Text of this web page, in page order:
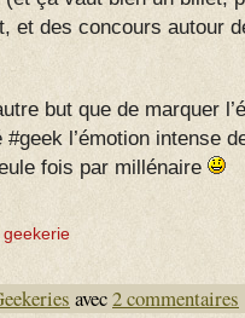
et des concours autour
but que de marquer
l’émotion intense
fois par millénaire
geekerie
avec2 commentaires